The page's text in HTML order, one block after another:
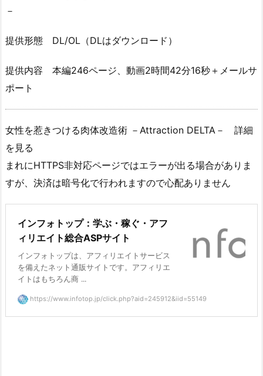
－
提供形態 DL/OL（DLはダウンロード）
提供内容 本編246ページ、動画2時間42分16秒＋メールサ
ポート
女性を惹きつける肉体改造術 －Attraction DELTA－ 詳細
を見る
まれにHTTPS非対応ページではエラーが出る場合がありま
すが、決済は暗号化で行われますので心配ありません
インフォトップ：学ぶ・稼ぐ・アフ
ィリエイト総合ASPサイト
インフォトップは、アフィリエイトサービス
を備えたネット通販サイトです。アフィリエ
イトはもちろん商 ...
https://www.infotop.jp/click.php?aid=245912&iid=55149